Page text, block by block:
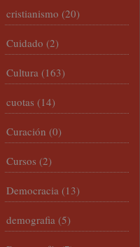
cristianismo (20)
Cuidado (2)
Cultura (163)
cuotas (14)
Curación (0)
Cursos (2)
Democracia (13)
demografia (5)